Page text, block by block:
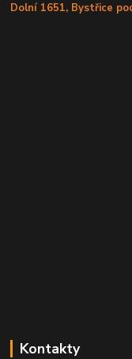
Dolní 1651, Bystřice
Kontakty